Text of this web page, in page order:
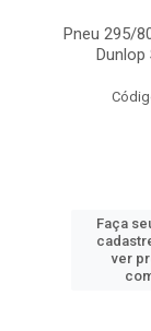
Pneu 295/
Dunlop
Faça
ver